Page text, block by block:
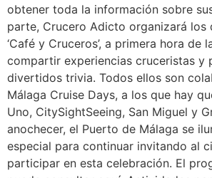
obtener toda la información sobre
parte, Crucero Adicto organizará los
‘Café y Cruceros’, a primera hora de
compartir experiencias cruceristas y
divertidos trivia. Todos ellos son
Málaga Cruise Days, a los que hay
Uno, CitySightSeeing, San Miguel y
anochecer, el Puerto de Málaga se
especial para continuar invitando al
participar en esta celebración. El